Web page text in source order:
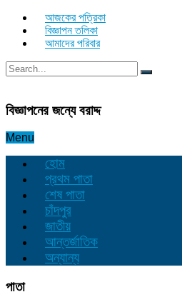
আজকের পত্রিকা
বিজ্ঞাপন তলিকা
আমাদের পরিবার
বিজ্ঞাপনের জন্যে বরাদ্দ
Menu
হোম
প্রথম পাতা
শেষ পাতা
চাঁদপুর
জাতীয়
আন্তর্জাতিক
অন্যান্য
পাতা